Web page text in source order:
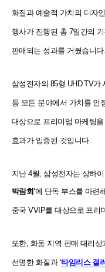
화질과 예술적 가치의 디자
행사가 진행된 총 7일간의
판매되는 성과를 거뒀습니다.
삼성전자의 85형 UHD TV가
등 모든 분야에서 가치를 인
대상으로 프리미엄 마케팅
효과가 입증된 것입니다.
지난 4월, 삼성전자는 상하
박람회‘에 단독 부스를 마련
중국 VVIP를 대상으로 프리
또한, 화동 지역 판매 대리상
선명한 화질과 ‘타임리스 갤